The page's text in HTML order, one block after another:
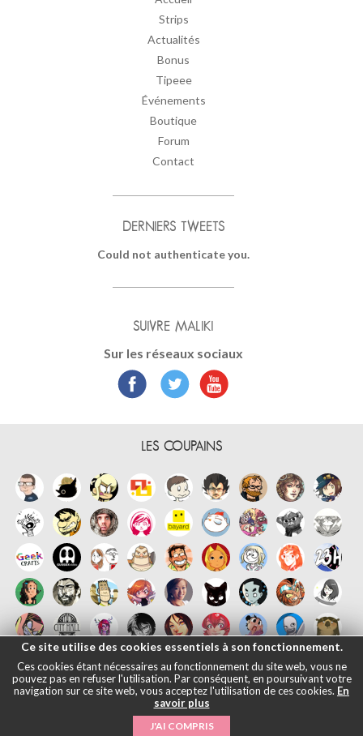
Strips
Actualités
Bonus
Tipeee
Événements
Boutique
Forum
Contact
DERNIERS TWEETS
Could not authenticate you.
SUIVRE MALIKI
Sur les réseaux sociaux
LES COUPAINS
日本語|Mentions légales
2026
Ce site utilise des cookies essentiels à son fonctionnement.
Ces cookies étant nécessaires au fonctionnement du site web, vous ne
pouvez pas en refuser l'utilisation. Par conséquent, en poursuivant votre
navigation sur ce site web, vous acceptez l'utilisation de ces cookies. En
savoir plus
J'AI COMPRIS